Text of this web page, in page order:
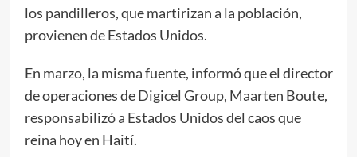
los pandilleros, que martirizan a la población,
provienen de Estados Unidos.
En marzo, la misma fuente, informó que el director
de operaciones de Digicel Group, Maarten Boute,
responsabilizó a Estados Unidos del caos que
reina hoy en Haití.